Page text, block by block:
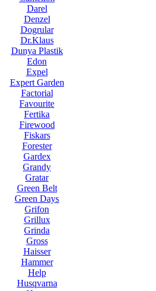
Darel
Denzel
Dogrular
Dr.Klaus
Dunya Plastik
Edon
Expel
Expert Garden
Factorial
Favourite
Fertika
Firewood
Fiskars
Forester
Gardex
Grandy
Gratar
Green Belt
Green Days
Grifon
Grillux
Grinda
Gross
Haisser
Hammer
Help
Husqvarna